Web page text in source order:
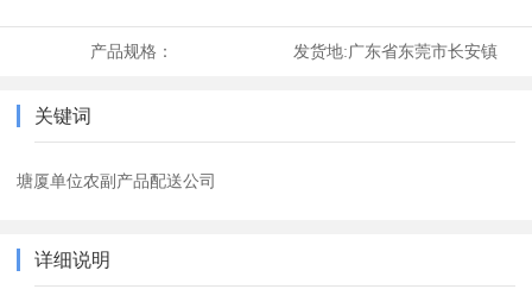
产品规格： 发货地:广东省东莞市长安镇
关键词
塘厦单位农副产品配送公司
详细说明